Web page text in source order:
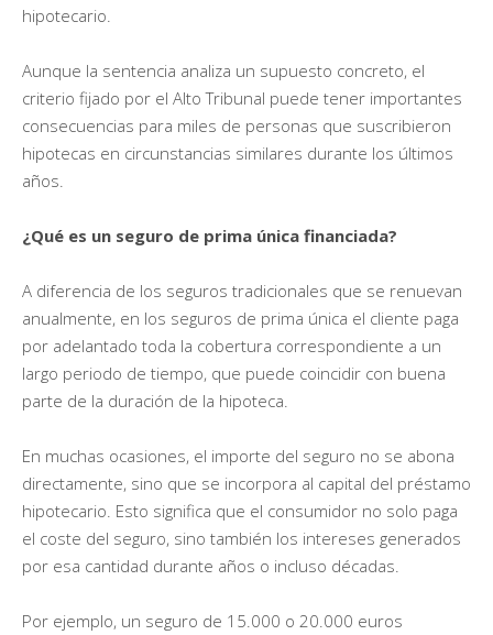
hipotecario.
Aunque la sentencia analiza un supuesto concreto, el
criterio fijado por el Alto Tribunal puede tener importantes
consecuencias para miles de personas que suscribieron
hipotecas en circunstancias similares durante los últimos
años.
¿Qué es un seguro de prima única financiada?
A diferencia de los seguros tradicionales que se renuevan
anualmente, en los seguros de prima única el cliente paga
por adelantado toda la cobertura correspondiente a un
largo periodo de tiempo, que puede coincidir con buena
parte de la duración de la hipoteca.
En muchas ocasiones, el importe del seguro no se abona
directamente, sino que se incorpora al capital del préstamo
hipotecario. Esto significa que el consumidor no solo paga
el coste del seguro, sino también los intereses generados
por esa cantidad durante años o incluso décadas.
Por ejemplo, un seguro de 15.000 o 20.000 euros